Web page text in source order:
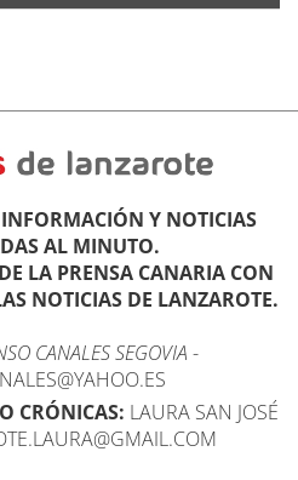
Y NOTICIAS
AL MINUTO.
LA PRENSA CANARIA CON
NOTICIAS DE LANZAROTE.
CANALES SEGOVIA -
CRÓNICAS: LAURA SAN JOSÉ